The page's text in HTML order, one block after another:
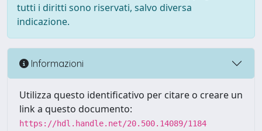
tutti i diritti sono riservati, salvo diversa
indicazione.
Informazioni
Utilizza questo identificativo per citare o creare un
link a questo documento:
https://hdl.handle.net/20.500.14089/1184